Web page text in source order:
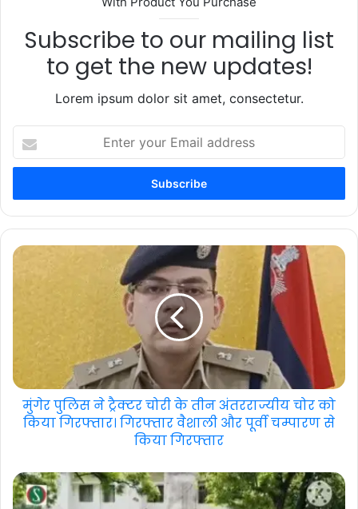
Subscribe to our mailing list
to get the new updates!
Lorem ipsum dolor sit amet, consectetur.
your
Email
मुंगेर पुलिस ने ट्रैक्टर चोरी के तीन अंतरराज्यीय चोर को
किया गिरफ्तार। गिरफ्तार वैशाली और पूर्वी चम्पारण से
किया गिरफ्तार